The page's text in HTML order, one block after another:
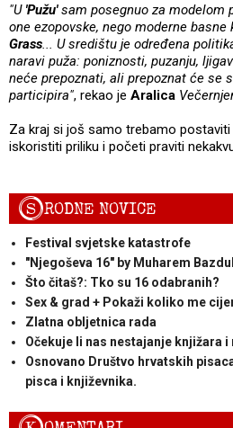
"U 'Pužu'sam posegnuo za modelom
one ezopovske, nego moderne
Grass... U središtu je određena
naravi puža: poniznosti, puzanju,
neće prepoznati, ali prepoznat će se
participira", rekao je Aralica
Za kraj si još samo trebamo
iskoristiti priliku i početi praviti
SRODNE NOVICE
Festival svjetske katastrofe
"Njegoševa 16" by Muharem
Što čitaš?: Tko su 16 odabranih?
Sex & grad + Pokaži koliko me
Zlatna obljetnica rada
Očekuje li nas nestajanje knjižara i
Osnovano Društvo hrvatskih
pisca i književnika.